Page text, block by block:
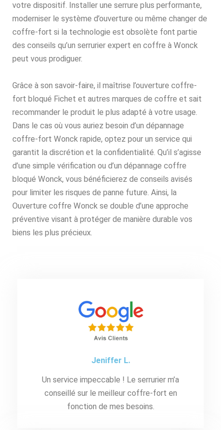
votre dispositif. Installer une serrure plus performante,
moderniser le système d’ouverture ou même changer de
coffre-fort si la technologie est obsolète font partie
des conseils qu’un serrurier expert en coffre à Wonck
peut vous prodiguer.
Grâce à son savoir-faire, il maîtrise l’ouverture coffre-
fort bloqué Fichet et autres marques de coffre et sait
recommander le produit le plus adapté à votre usage.
Dans le cas où vous auriez besoin d’un dépannage
coffre-fort Wonck rapide, optez pour un service qui
garantit la discrétion et la confidentialité. Qu’il s’agisse
d’une simple vérification ou d’un dépannage coffre
bloqué Wonck, vous bénéficierez de conseils avisés
pour limiter les risques de panne future. Ainsi, la
Ouverture coffre Wonck se double d’une approche
préventive visant à protéger de manière durable vos
biens les plus précieux.
Jeniffer L.
Un service impeccable ! Le serrurier m’a
conseillé sur le meilleur coffre-fort en
fonction de mes besoins.